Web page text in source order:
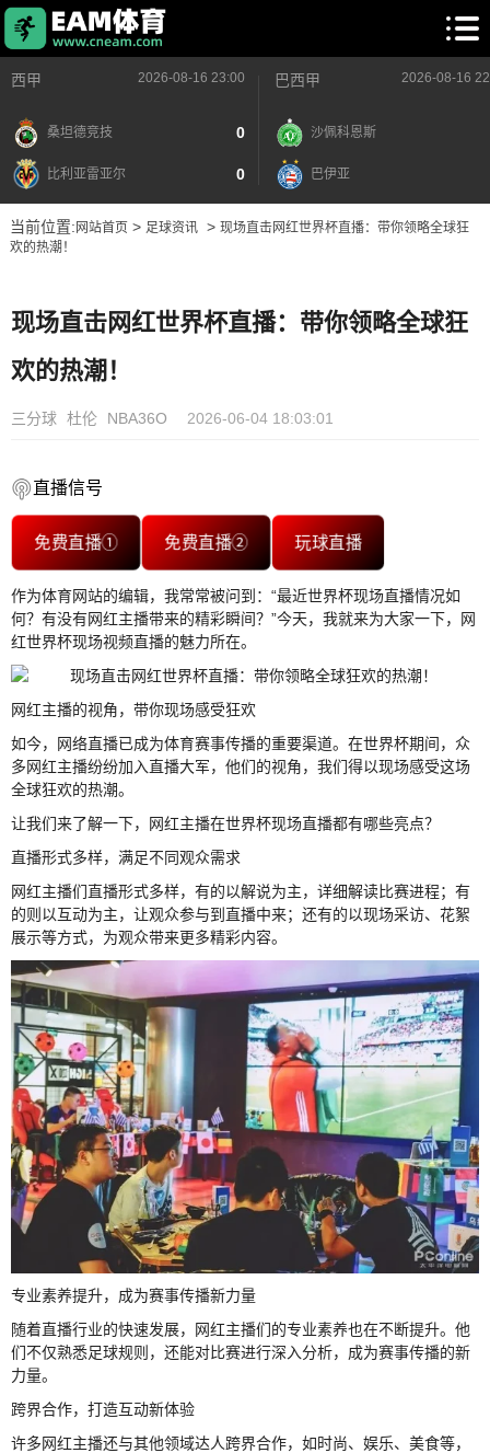
西甲 2026-08-16 23:00
桑坦德竞技 0
比利亚雷亚尔 0
巴西甲 2026-08-16
沙佩科恩斯
巴伊亚
当前位置: 网站首页> 足球资讯> 现场直击网红世界杯直播：带你领略全球狂
欢的热潮！
现场直击网红世界杯直播：带你领略全球狂
欢的热潮！
三分球 杜伦 NBA36O 2026-06-04 18:03:01
直播信号
免费直播① 免费直播② 玩球直播
作为体育网站的编辑，我常常被问到：“最近世界杯现场直播情况如
何？有没有网红主播带来的精彩瞬间？”今天，我就来为大家一下，网
红世界杯现场视频直播的魅力所在。
网红主播的视角，带你现场感受狂欢
如今，网络直播已成为体育赛事传播的重要渠道。在世界杯期间，众
多网红主播纷纷加入直播大军，他们的视角，我们得以现场感受这场
全球狂欢的热潮。
让我们来了解一下，网红主播在世界杯现场直播都有哪些亮点？
直播形式多样，满足不同观众需求
网红主播们直播形式多样，有的以解说为主，详细解读比赛进程；有
的则以互动为主，让观众参与到直播中来；还有的以现场采访、花絮
展示等方式，为观众带来更多精彩内容。
专业素养提升，成为赛事传播新力量
随着直播行业的快速发展，网红主播们的专业素养也在不断提升。他
们不仅熟悉足球规则，还能对比赛进行深入分析，成为赛事传播的新
力量。
跨界合作，打造互动新体验
许多网红主播还与其他领域达人跨界合作，如时尚、娱乐、美食等，